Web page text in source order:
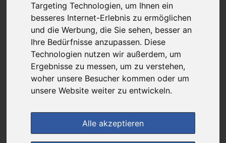
Targeting Technologien, um Ihnen ein
besseres Internet-Erlebnis zu ermöglichen
und die Werbung, die Sie sehen, besser an
Ihre Bedürfnisse anzupassen. Diese
Technologien nutzen wir außerdem, um
Ergebnisse zu messen, um zu verstehen,
woher unsere Besucher kommen oder um
unsere Website weiter zu entwickeln.
Alle akzeptieren
« ‹ 1 2 3 4 › »
Filter anzeigen
Sortierung :